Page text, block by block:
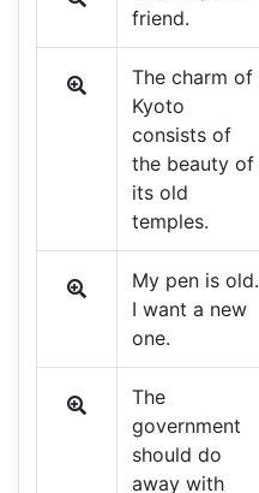
friend.
The charm of
Kyoto
consists of
the beauty of
its old
temples.
My pen is old.
I want a new
one.
The
government
should do
away with